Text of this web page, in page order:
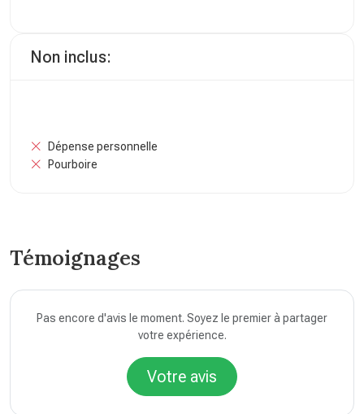
Non inclus:
Dépense personnelle
Pourboire
Témoignages
Pas encore d'avis le moment. Soyez le premier à partager
votre expérience.
Votre avis